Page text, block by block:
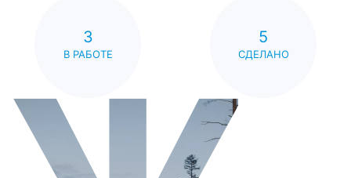
3
В РАБОТЕ
5
СДЕЛАНО